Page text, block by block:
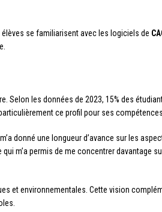
se familiarisent avec les logiciels de
Selon les données de 2023, 15% des
ce profil pour ses
donné une longueur d’avance sur les
m’a permis de me concentrer davantage
et environnementales. Cette vision